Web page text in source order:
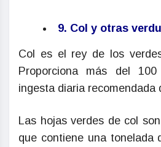
9. Col y otras
Col es el rey de los
Proporciona más del
ingesta diaria recomendada
Las hojas verdes de col
que contiene una tonelada